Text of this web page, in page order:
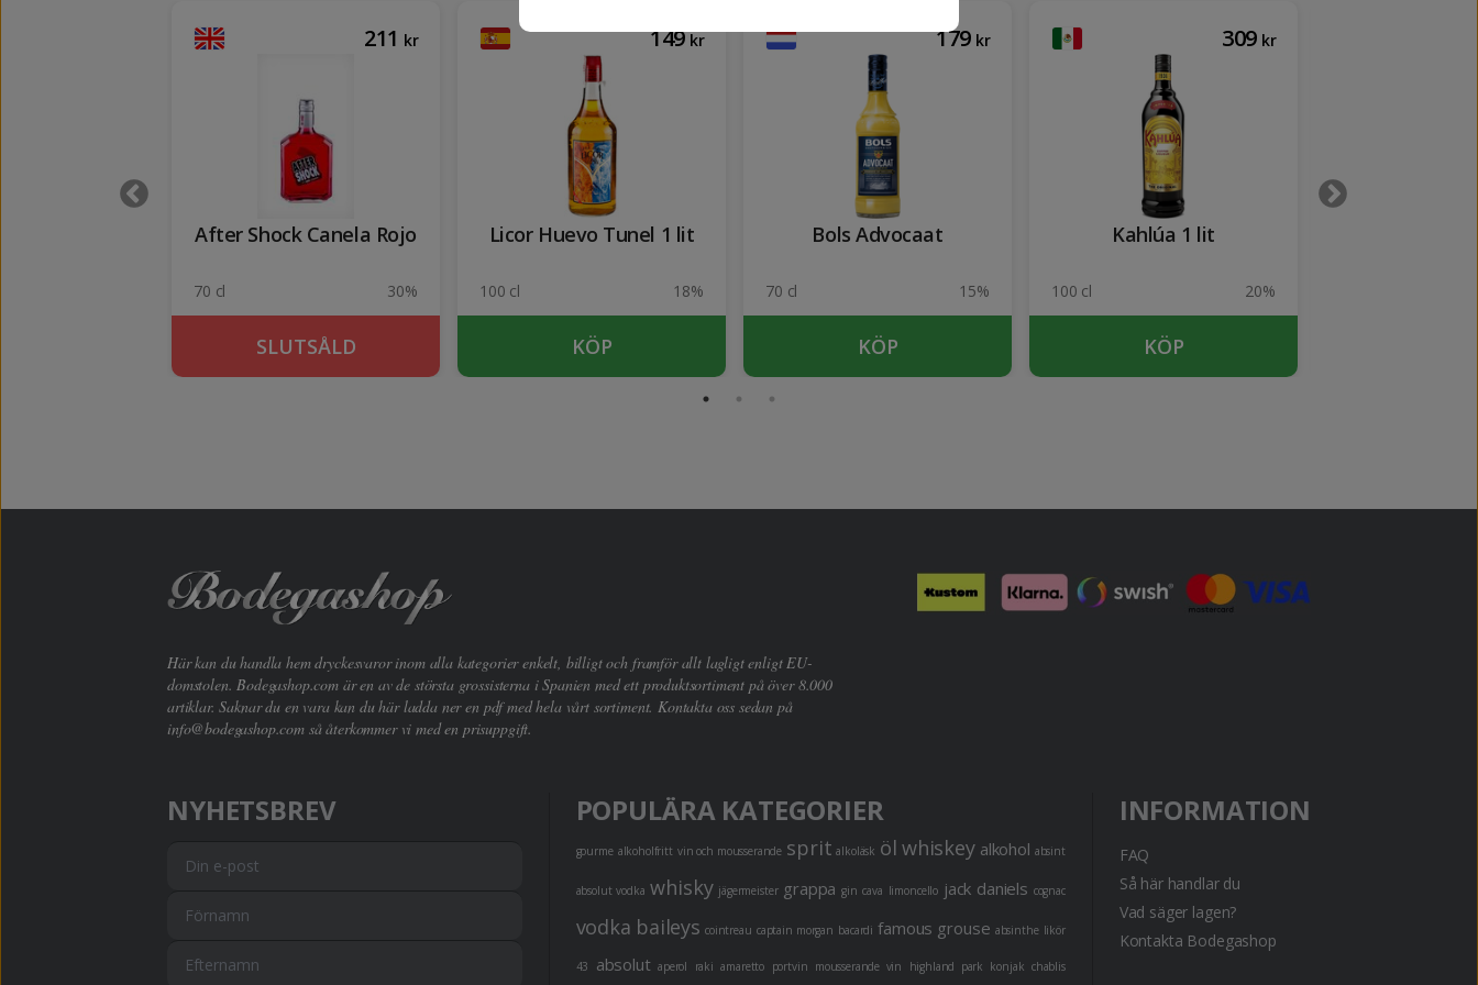
211 kr
After Shock Canela Rojo
70 cl 30%
SLUTSÅLD
149kr
Licor Huevo Tunel 1 lit
100 cl 18%
KÖP
179 kr
Bols Advocaat
70 cl 15%
KÖP
309 kr
Kahlúa 1 lit
100 cl 20%
KÖP
Här kan du handla hem dryckesvaror inom alla kategorier enkelt, billigt och framför allt lagligt enligt EU-
domstolen. Bodegashop.com är en av de största grossisterna i Spanien med ett produktsortiment på över 8.000
artiklar. Saknar du en vara kan du här ladda ner en pdf med hela vårt sortiment. Kontakta oss sedan på
info@bodegashop.comså återkommer vi med en prisuppgift.
NYHETSBREV POPULÄRA KATEGORIER
gourme alkoholfritt vin och mousserande sprit alkoläsk öl whiskey alkohol absint
absolut vodka whisky jägermeister grappa gin cava limoncello jack daniels cognac
vodka baileys cointreau captain morgan bacardi famous grouse absinthe likör
43 absolut aperol raki amaretto portvin mousserande vin highland park konjak chablis
INFORMATION
FAQ
Så här handlar du
Vad säger lagen?
Kontakta Bodegashop